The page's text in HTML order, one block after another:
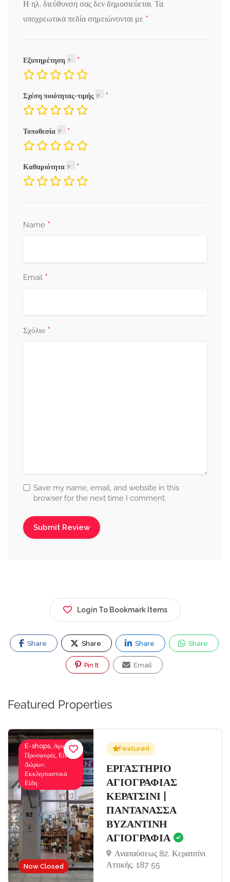
Η ηλ. διεύθυνση σας δεν δημοσιεύεται. Τα
υποχρεωτικά πεδία σημειώνονται με *
Εξυπηρέτηση
Σχέση ποιότητας-τιμής
Τοποθεσία
Καθαριότητα
Name *
Email *
Σχόλιο *
Save my name, email, and website in this
browser for the next time I comment.
Login To Bookmark Items
Share Share Share Share
Pin It Email
Featured Properties
Now Closed
E-shops, Αγορές-
Προσφορές, Είδη
Δώρων,
Εκκλησιαστικά
Είδη
Featured
ΕΡΓΑΣΤΗΡΙΟ
ΑΓΙΟΓΡΑΦΙΑΣ
ΚΕΡΑΤΣΙΝΙ |
ΠΑΝΤΑΝΑΣΣΑ
ΒΥΖΑΝΤΙΝΗ
ΑΓΙΟΓΡΑΦΙΑ
Αναπαύσεως 82, Κερατσίνι
Αττικής, 187 55